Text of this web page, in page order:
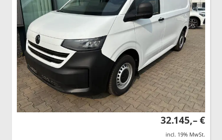
32.145,– €
incl. 19% MwSt.